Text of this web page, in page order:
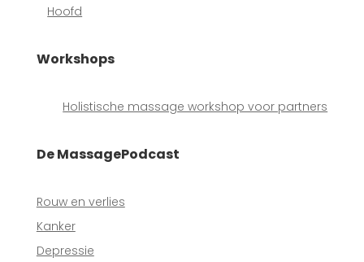
Hoofd
Workshops
Holistische massage workshop voor partners
De MassagePodcast
Rouw en verlies
Kanker
Depressie